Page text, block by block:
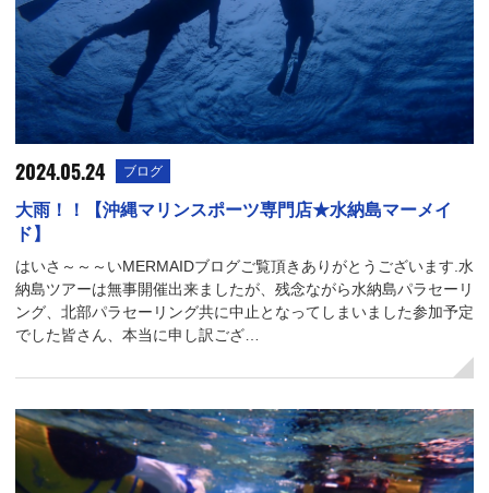
2024.05.24 ブログ
大雨！！【沖縄マリンスポーツ専門店★水納島マーメイ
ド】
はいさ～～～いMERMAIDブログご覧頂きありがとうございます.水
納島ツアーは無事開催出来ましたが、残念ながら水納島パラセーリ
ング、北部パラセーリング共に中止となってしまいました参加予定
でした皆さん、本当に申し訳ござ…